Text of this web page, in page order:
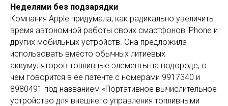
Неделями без подзарядки
Компания Apple придумала, как радикально увеличить
время автономной работы своих смартфонов iPhone и
других мобильных устройств. Она предложила
использовать вместо обычных литиевых
аккумуляторов топливные элементы на водороде, о
чем говорится в ее патенте с номерами 9917340 и
8980491 под названием «Портативное вычислительное
устройство для внешнего управления топливными